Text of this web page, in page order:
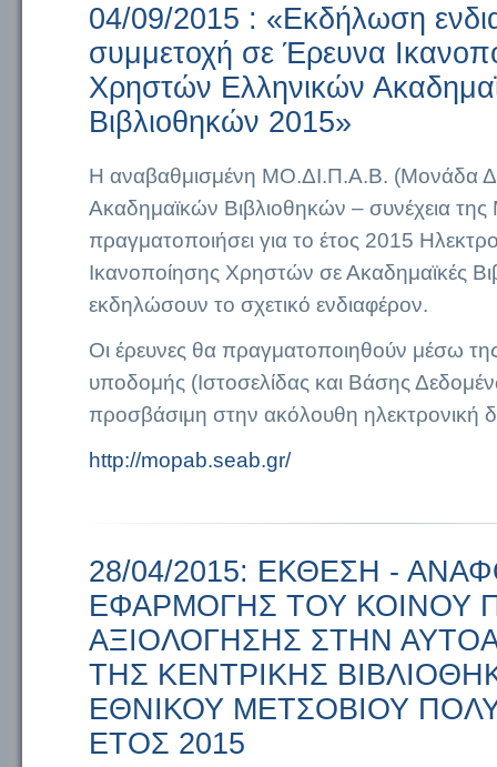
04/09/2015 : «Εκδήλωση
συμμετοχή σε Έρευνα
Χρηστών Ελληνικών
Βιβλιοθηκών 2015»
Η αναβαθμισμένη ΜΟ.ΔΙ.Π.Α.Β. (Μονάδα
Ακαδημαϊκών Βιβλιοθηκών – συνέχεια
πραγματοποιήσει για το έτος 2015
Ικανοποίησης Χρηστών σε Ακαδημαϊκές
εκδηλώσουν το σχετικό ενδιαφέρον.
Οι έρευνες θα πραγματοποιηθούν μέσω
υποδομής (Ιστοσελίδας και Βάσης
προσβάσιμη στην ακόλουθη ηλεκτρονική
http://mopab.seab.gr/
28/04/2015: ΕΚΘΕΣΗ -
ΕΦΑΡΜΟΓΗΣ ΤΟΥ ΚΟΙΝΟΥ
ΑΞΙΟΛΟΓΗΣΗΣ ΣΤΗΝ
ΤΗΣ ΚΕΝΤΡΙΚΗΣ
ΕΘΝΙΚΟΥ ΜΕΤΣΟΒΙΟΥ
ΕΤΟΣ 2015